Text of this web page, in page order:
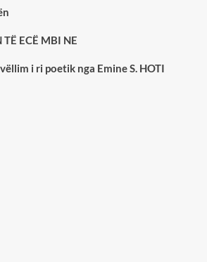
TË ECË MBI NE
i ri poetik nga Emine S. HOTI